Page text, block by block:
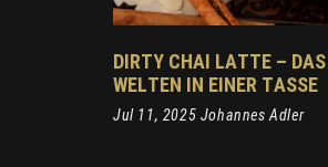
DIRTY CHAI LATTE –
WELTEN IN EINER TASSE
Jul 11, 2025 Johannes Adler